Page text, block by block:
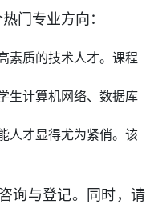
门专业方向：
素质的技术人才。课程
生计算机网络、数据库
人才显得尤为紧俏。该
询与登记。同时，请